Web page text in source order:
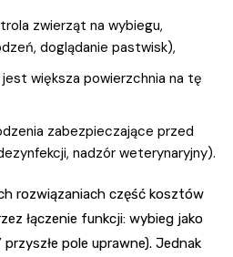
zwierząt na wybiegu,
doglądanie pastwisk),
większa powierzchnia na tę
zabezpieczające przed
nadzór weterynaryjny).
rozwiązaniach część kosztów
łączenie funkcji: wybieg jako
pole uprawne). Jednak